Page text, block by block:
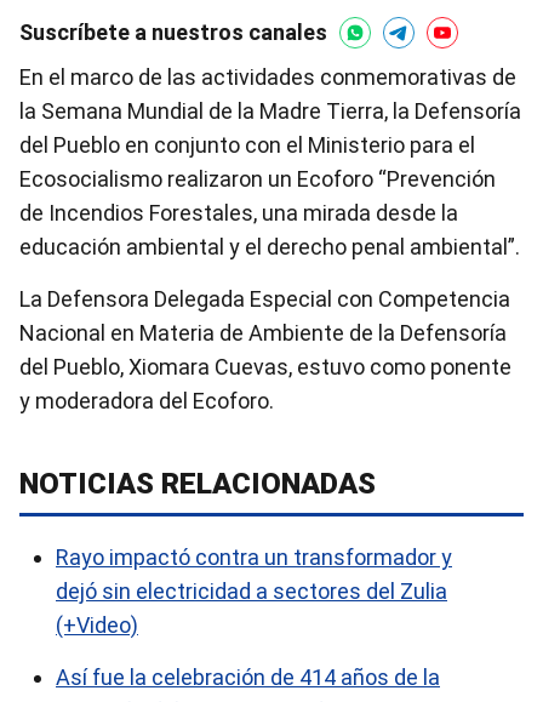
Suscríbete a nuestros canales
En el marco de las actividades conmemorativas de
la Semana Mundial de la Madre Tierra, la Defensoría
del Pueblo en conjunto con el Ministerio para el
Ecosocialismo realizaron un Ecoforo “Prevención
de Incendios Forestales, una mirada desde la
educación ambiental y el derecho penal ambiental”.
La Defensora Delegada Especial con Competencia
Nacional en Materia de Ambiente de la Defensoría
del Pueblo, Xiomara Cuevas, estuvo como ponente
y moderadora del Ecoforo.
NOTICIAS RELACIONADAS
Rayo impactó contra un transformador y
dejó sin electricidad a sectores del Zulia
(+Video)
Así fue la celebración de 414 años de la